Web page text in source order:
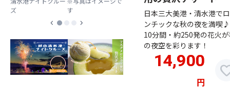
ズ
す
chevron_left chevron_right
日本三大美港・清水港で
ンチックな秋の夜を満喫
10分間・約250発の花火
の夜空を彩ります！
14,900
円